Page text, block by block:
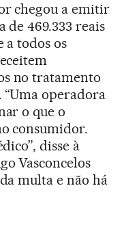
chegou a emitir
469.333 reais
todos os
no tratamento
“Uma operadora
o que o
consumidor.
disse à
Vasconcelos
multa e não há